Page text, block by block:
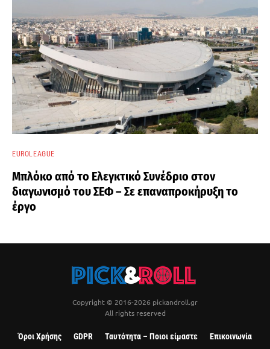
EUROLEAGUE
Μπλόκο από το Ελεγκτικό Συνέδριο στον
διαγωνισμό του ΣΕΦ – Σε επαναπροκήρυξη το
έργο
Copyright © 2016-2026 pickandroll.gr
All rights reserved
Όροι Χρήσης GDPR Ταυτότητα – Ποιοι είμαστε Επικοινωνία